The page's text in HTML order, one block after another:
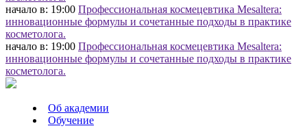
начало в: 19:00 Профессиональная космецевтика Mesaltera:
инновационные формулы и сочетанные подходы в практике
косметолога.
начало в: 19:00 Профессиональная космецевтика Mesaltera:
инновационные формулы и сочетанные подходы в практике
косметолога.
Об академии
Обучение